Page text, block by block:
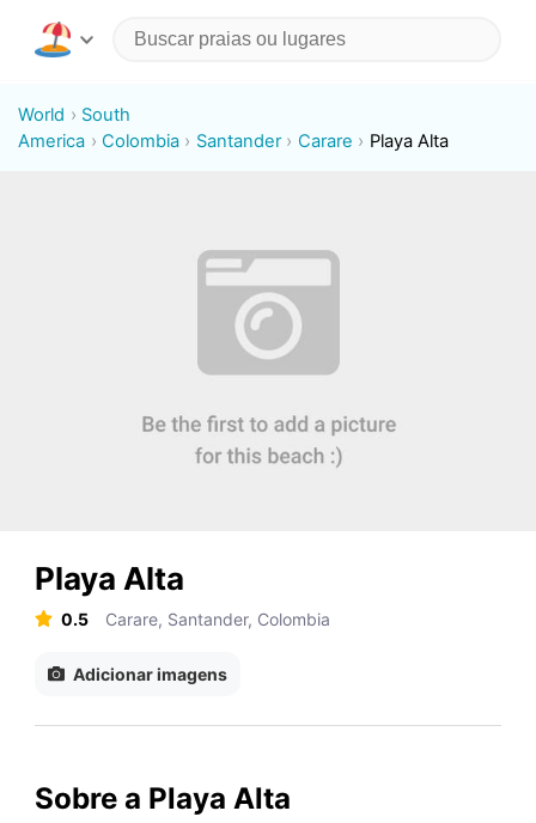
World
South
America
Colombia Santander Carare Playa Alta
Playa Alta
0.5 Carare, Santander, Colombia
Adicionar imagens
Sobre a Playa Alta